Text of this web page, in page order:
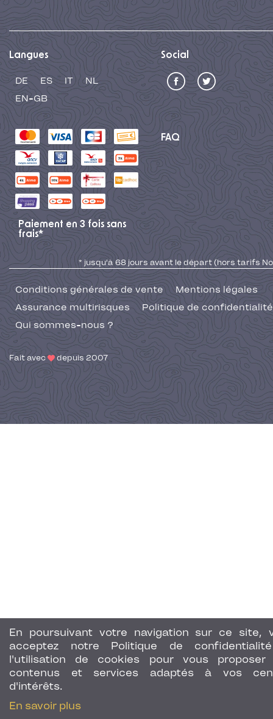
En poursuivant votre navigation sur ce site,
acceptez notre Politique de
l'utilisation de cookies pour vous proposer
contenus et services adaptés à vos
d'intérêts.
En savoir plus
Langues
DE ES IT
NL
EN-GB
Social
FAQ
Paiement en 3 fois sans
frais*
* jusqu'à 68 jours avant le départ (hors tarifs No
Conditions générales de vente
Mentions légales
Assurance multirisques
Politique de confidentialité
Qui sommes-nous ?
Fait avec depuis 2007